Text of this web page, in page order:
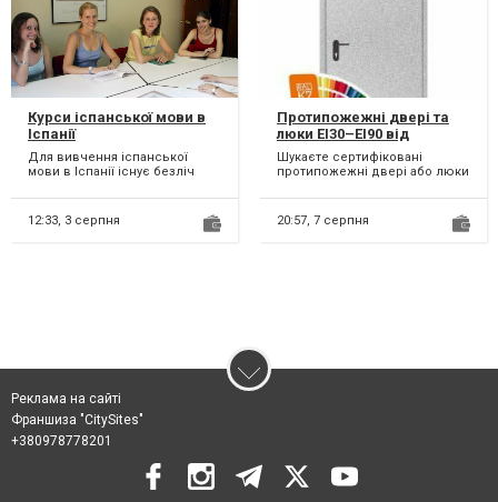
Курси іспанської мови в
Іспанії
Для вивчення іспанської
мови в Іспанії існує безліч
надає чудову можл...
12:33, 3 серпня
Протипожежні двері та
люки EI30–EI90 від
виробника —
сертифікована якість і
Шукаєте сертифіковані
протипожежні двері або люки
чи промислового об'єкт...
20:57, 7 серпня
Реклама на сайті
Франшиза "CitySites"
+380978778201